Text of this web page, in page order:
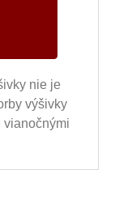
nie je
výšivky
vianočnými